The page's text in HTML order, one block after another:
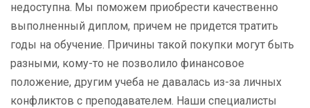
недоступна. Мы поможем приобрести качественно
выполненный диплом, причем не придется тратить
годы на обучение. Причины такой покупки могут быть
разными, кому-то не позволило финансовое
положение, другим учеба не давалась из-за личных
конфликтов с преподавателем. Наши специалисты